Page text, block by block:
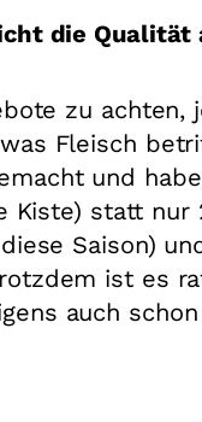
die Qualität
zu
Fleisch
und
Kiste) statt
Saison)
ist es
auch